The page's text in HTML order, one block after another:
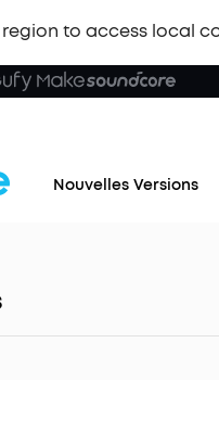
to access local
Nouvelles Versions